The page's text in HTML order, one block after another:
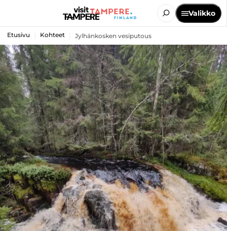
Valikko
Etusivu Kohteet Jylhänkosken vesiputous